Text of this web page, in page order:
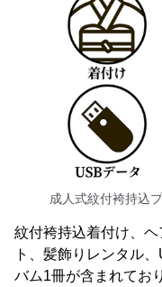
成人式紋付袴持込
紋付袴持込着付け、
ト、髪飾りレンタル
バム1冊が含まれてお